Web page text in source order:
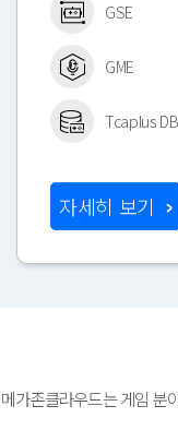
GSE
GME
Tcaplus DB
자세히 보기
메가존클라우드는 게임 분